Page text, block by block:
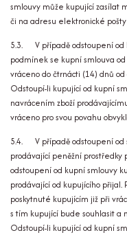
smlouvy může kupující zasílat
či na adresu elektronické
5.3. V případě odstoupení od
podmínek se kupní smlouva
vráceno do čtrnácti (14) dnů
Odstoupí-li kupující od kupní
navrácením zboží
vráceno pro svou povahu
5.4. V případě odstoupení od
prodávající peněžní
odstoupení od kupní smlouvy
prodávající od kupujícího
poskytnuté kupujícím již při
s tím kupující bude souhlasit a
Odstoupí-li kupující od kupní